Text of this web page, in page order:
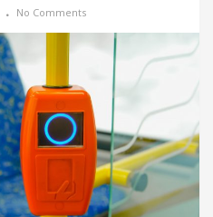
No Comments